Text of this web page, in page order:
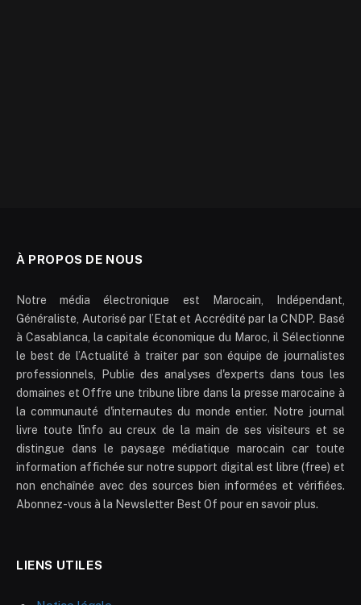
À PROPOS DE NOUS
Notre média électronique est Marocain, Indépendant,
Généraliste, Autorisé par l’Etat et Accrédité par la CNDP. Basé
à Casablanca, la capitale économique du Maroc, il Sélectionne
le best de l’Actualité à traiter par son équipe de journalistes
professionnels, Publie des analyses d'experts dans tous les
domaines et Offre une tribune libre dans la presse marocaine à
la communauté d'internautes du monde entier. Notre journal
livre toute l'info au creux de la main de ses visiteurs et se
distingue dans le paysage médiatique marocain car toute
information affichée sur notre support digital est libre (free) et
non enchaînée avec des sources bien informées et vérifiées.
Abonnez-vous à la Newsletter Best Of pour en savoir plus.
LIENS UTILES